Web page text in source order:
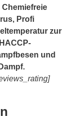
Profi
zur
und